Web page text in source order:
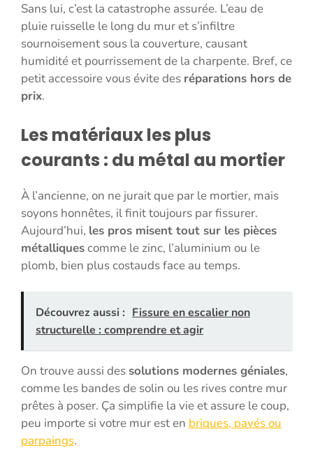
Sans lui, c’est la catastrophe assurée. L’eau de
pluie ruisselle le long du mur et s’infiltre
sournoisement sous la couverture, causant
humidité et pourrissement de la charpente. Bref, ce
petit accessoire vous évite des réparations hors de
prix.
Les matériaux les plus
courants : du métal au mortier
À l’ancienne, on ne jurait que par le mortier, mais
soyons honnêtes, il finit toujours par fissurer.
Aujourd’hui, les pros misent tout sur les pièces
métalliquescomme le zinc, l’aluminium ou le
plomb, bien plus costauds face au temps.
Découvrez aussi : Fissure en escalier non
structurelle : comprendre et agir
On trouve aussi dessolutions modernes géniales,
comme les bandes de solin ou les rives contre mur
prêtes à poser. Ça simplifie la vie et assure le coup,
peu importe si votre mur est en briques, pavés ou
parpaings.